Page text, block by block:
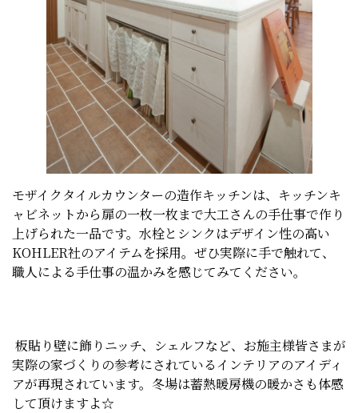
モザイクタイルカウンターの造作キッチンは、キッチンキ
ャビネットから扉の一枚一枚まで大工さんの手仕事で作り
上げられた一品です。水栓とシンクはデザイン性の高い
KOHLER社のアイテムを採用。ぜひ実際に手で触れて、
職人による手仕事の温かみを感じてみてください。
板貼り壁に飾りニッチ、シェルフなど、お施主様皆さまが
実際の家づくりの参考にされているインテリアのアイディ
アが再現されています。冬場は蓄熱暖房機の暖かさも体感
して頂けますよ☆